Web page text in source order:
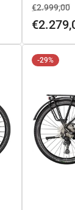
Normaler
Preis
€2.999,00
-29%